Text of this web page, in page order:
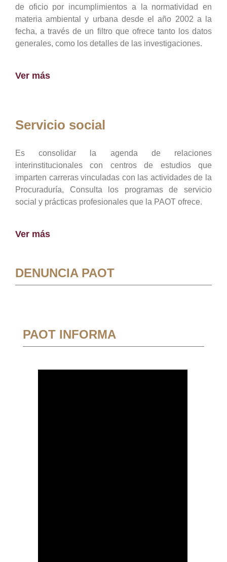
de oficio por incumplimientos a la normatividad en
materia ambiental y urbana desde el año 2002 a la
fecha, a través de un filtro que ofrece tanto los datos
generales, como los detalles de las investigaciones.
Ver más
Servicio social
Es consolidar la agenda de relaciones
interinstitucionales con centros de estudios que
imparten carreras vinculadas con las actividades de la
Procuraduría, Consulta los programas de servicio
social y prácticas profesionales que la PAOT ofrece.
Ver más
DENUNCIA PAOT
PAOT INFORMA